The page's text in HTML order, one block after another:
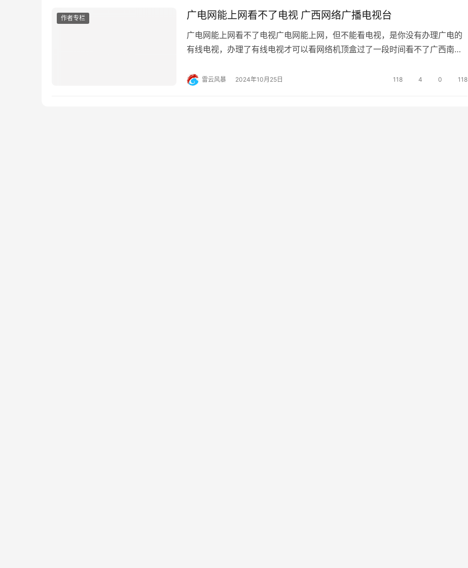
作者专栏 广电网能上网看不了电视 广西网络广播电视台
广电网能上网看不了电视广电网能上网，但不能看电视，是你没有办理广电的
有线电视，办理了有线电视才可以看网络机顶盒过了一段时间看不了广西南宁
关问答问：为什么我家的广电网能上网但看不了电视？答：哎呀，这个问题其
雷云风暴 2024年10月25日 118 4 0 118